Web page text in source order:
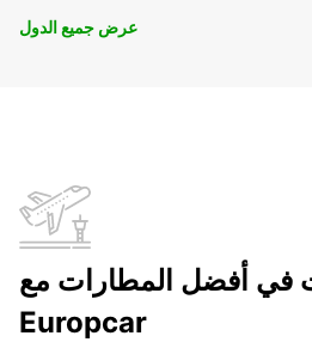
عرض جميع الدول
في أفضل المطارات مع
Europcar